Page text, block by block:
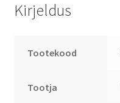
Kirjeldus
Tootekood
Tootja